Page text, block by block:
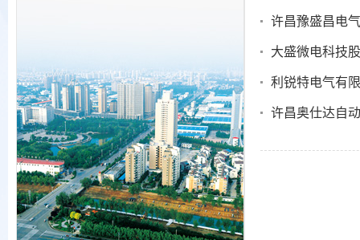
许昌豫盛昌电
大盛微电科技
利锐特电气有
许昌奥仕达自